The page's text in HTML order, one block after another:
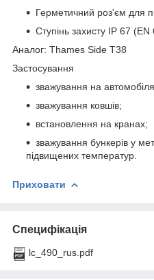
Герметичний роз'єм для
Ступінь захисту IP 67 (EN
Аналог: Thames Side Т38
Застосування
зважування на
зважування ковшів;
встановлення на кранах;
зважування бункерів у
підвищених температур.
Приховати
Специфікація
lc_490_rus.pdf